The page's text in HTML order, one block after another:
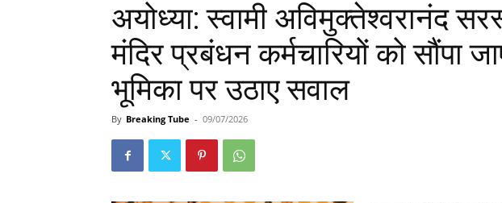
अयोध्या: स्वामी अविमुक्तेश्वरानंद
मंदिर प्रबंधन कर्मचारियों को सौंपा
भूमिका पर उठाए सवाल
By Breaking Tube - 09/07/2026